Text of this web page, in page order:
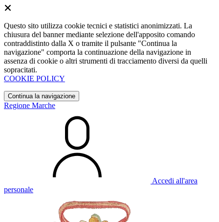
Questo sito utilizza cookie tecnici e statistici anonimizzati. La
chiusura del banner mediante selezione dell'apposito comando
contraddistinto dalla X o tramite il pulsante "Continua la
navigazione" comporta la continuazione della navigazione in
assenza di cookie o altri strumenti di tracciamento diversi da quelli
sopracitati.
COOKIE POLICY
Continua la navigazione
Regione Marche
Accedi all'area
personale